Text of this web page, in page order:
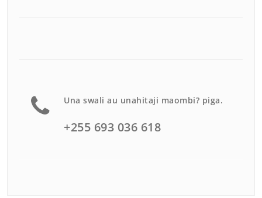
Una swali au unahitaji maombi? piga.
+255 693 036 618